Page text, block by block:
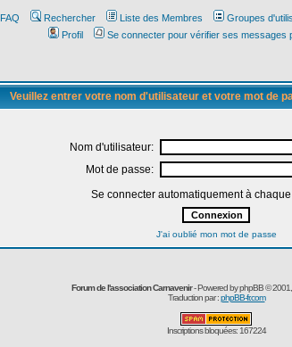
FAQ Rechercher Liste des Membres Groupes
Profil
Se connecter pour vérifier ses messages
Veuillez entrer votre nom d'utilisateur et votre mot de
Nom d'utilisateur:
Mot de passe:
Se connecter automatiquement à
J'ai oublié mon mot de passe
Forum de l'association Carnavenir- Powered byphpBB©
Traduction par :phpBB-fr.com
Inscriptions bloquées: 167224